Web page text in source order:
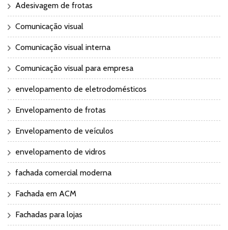
Adesivagem de frotas
Comunicação visual
Comunicação visual interna
Comunicação visual para empresa
envelopamento de eletrodomésticos
Envelopamento de frotas
Envelopamento de veículos
envelopamento de vidros
fachada comercial moderna
Fachada em ACM
Fachadas para lojas